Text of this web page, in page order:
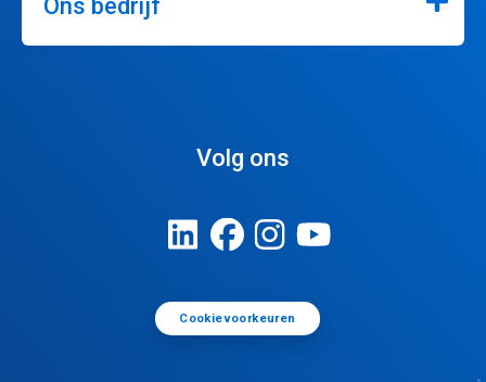
Ons bedrijf
Volg ons
Cookievoorkeuren